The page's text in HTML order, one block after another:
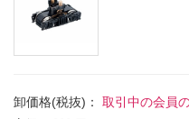
卸価格(税抜)： 取引中の会員